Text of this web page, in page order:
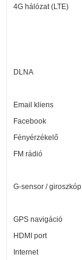
4G hálózat (LTE)
DLNA
Email kliens
Facebook
Fényérzékelő
FM rádió
G-sensor / giroszkóp
GPS navigáció
HDMI port
Internet